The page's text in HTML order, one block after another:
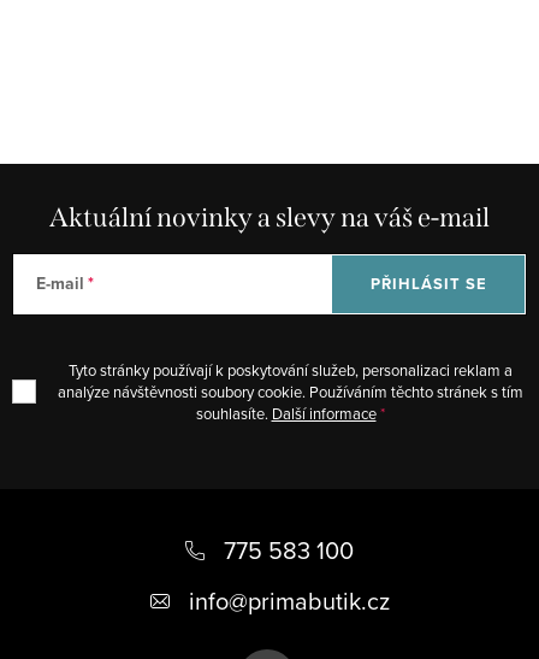
p
u
Aktuální novinky a slevy na váš e-mail
E-mail
Tyto stránky používají k poskytování služeb, personalizaci reklam a
analýze návštěvnosti soubory cookie. Používáním těchto stránek s tím
souhlasíte. Další informace
PŘIHLÁSIT SE
775 583 100
info@primabutik.cz